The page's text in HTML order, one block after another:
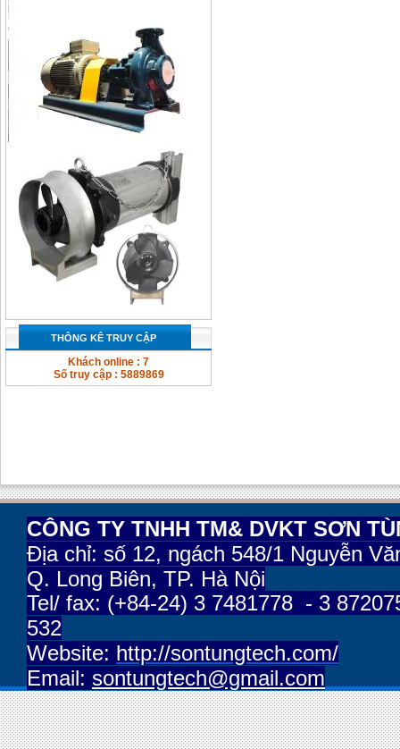
THÔNG KÊ TRUY CẬP
Khách online : 7
Số truy cập : 5889869
CÔNG TY TNHH TM& DVKT SƠN
Địa chỉ: số 12, ngách 548/1 Nguyễn
Q. Long Biên, TP. Hà Nội
Tel/ fax: (+84-24) 3 7481778 - 3
532
Website: http://sontungtech.com/
Email: sontungtech@gmail.com